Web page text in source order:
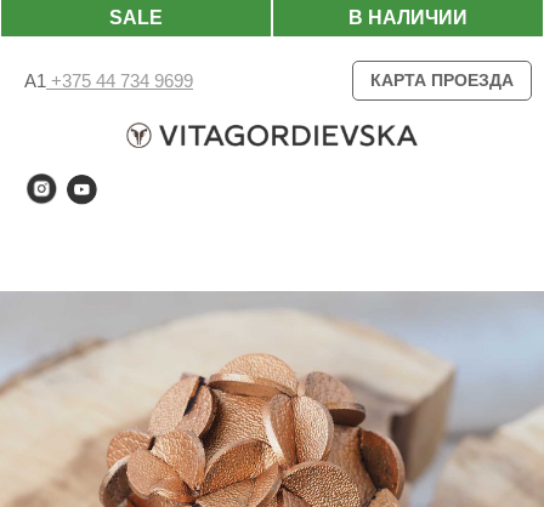
В НАЛИЧИИ
SALE
А1 +375 44 734 9699 КАРТА ПРОЕЗДА